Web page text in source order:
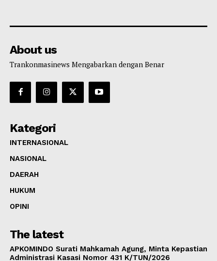
About us
Trankonmasinews Mengabarkan dengan Benar
Kategori
INTERNASIONAL
NASIONAL
DAERAH
HUKUM
OPINI
The latest
APKOMINDO Surati Mahkamah Agung, Minta Kepastian
Administrasi Kasasi Nomor 431 K/TUN/2026